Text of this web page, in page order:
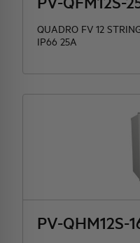
QUADRO FV 12
IP66 25A
PV-QHM12S-